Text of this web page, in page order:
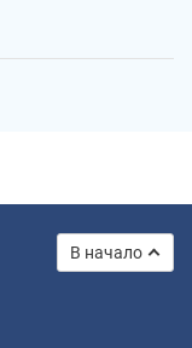
В начало